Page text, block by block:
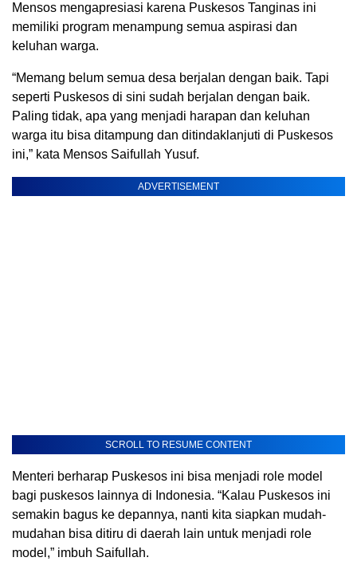
Mensos mengapresiasi karena Puskesos Tanginas ini
memiliki program menampung semua aspirasi dan
keluhan warga.
“Memang belum semua desa berjalan dengan baik. Tapi
seperti Puskesos di sini sudah berjalan dengan baik.
Paling tidak, apa yang menjadi harapan dan keluhan
warga itu bisa ditampung dan ditindaklanjuti di Puskesos
ini,” kata Mensos Saifullah Yusuf.
ADVERTISEMENT
SCROLL TO RESUME CONTENT
Menteri berharap Puskesos ini bisa menjadi role model
bagi puskesos lainnya di Indonesia. “Kalau Puskesos ini
semakin bagus ke depannya, nanti kita siapkan mudah-
mudahan bisa ditiru di daerah lain untuk menjadi role
model,” imbuh Saifullah.